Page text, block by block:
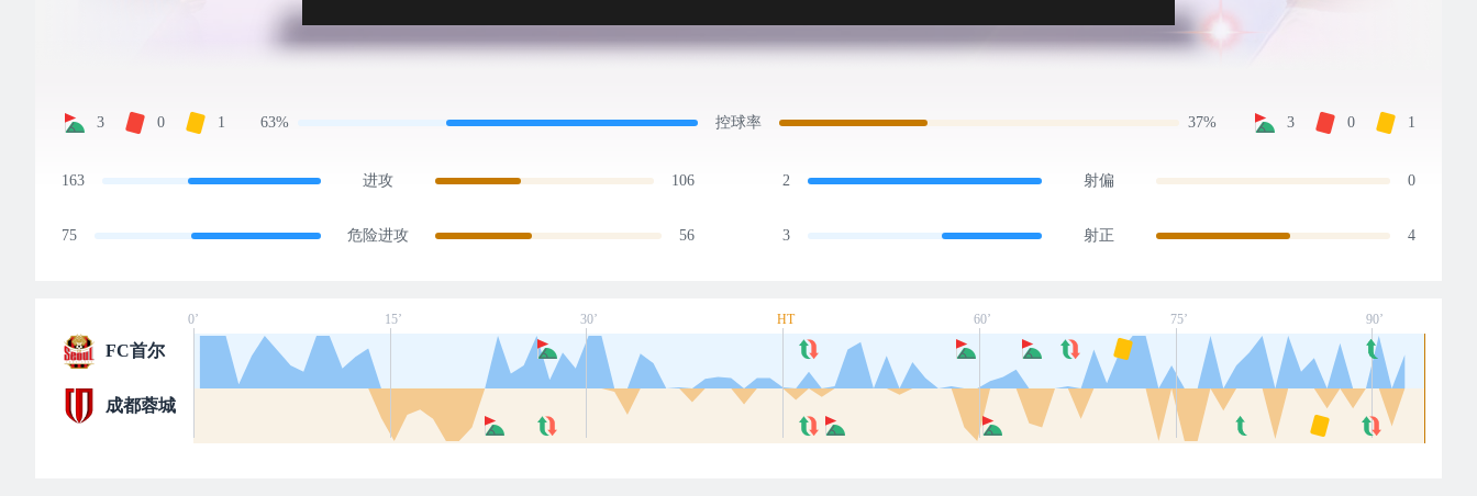
3 0 1 63% 控球率 37% 3 0 1
163 进攻 106
75 危险进攻 56
2 射偏 0
3 射正 4
FC首尔
成都蓉城
0’ 15’ 30’ HT 60’ 75’ 90’